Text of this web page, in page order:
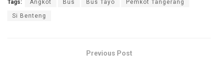
Tags: Angkot Bus Bus Tayo Pemkot Tangerang
Si Benteng
Previous Post